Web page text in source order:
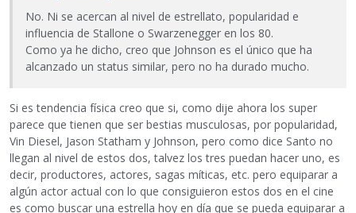
No. Ni se acercan al nivel de estrellato, popularidad e
influencia de Stallone o Swarzenegger en los 80.
Como ya he dicho, creo que Johnson es el único que ha
alcanzado un status similar, pero no ha durado mucho.
Si es tendencia física creo que si, como dije ahora los super
parece que tienen que ser bestias musculosas, por popularidad,
Vin Diesel, Jason Statham y Johnson, pero como dice Santo no
llegan al nivel de estos dos, talvez los tres puedan hacer uno, es
decir, productores, actores, sagas míticas, etc. pero equiparar a
algún actor actual con lo que consiguieron estos dos en el cine
es como buscar una estrella hoy en día que se pueda equiparar a